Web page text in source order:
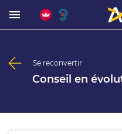
Se reconvertir
Conseil en